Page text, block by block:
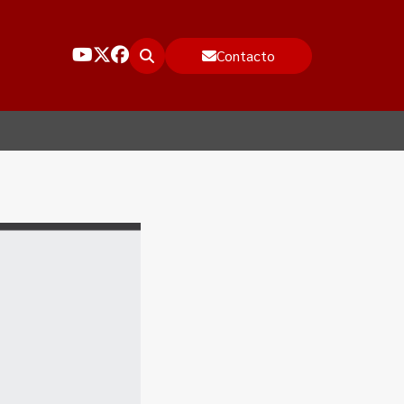
Contacto